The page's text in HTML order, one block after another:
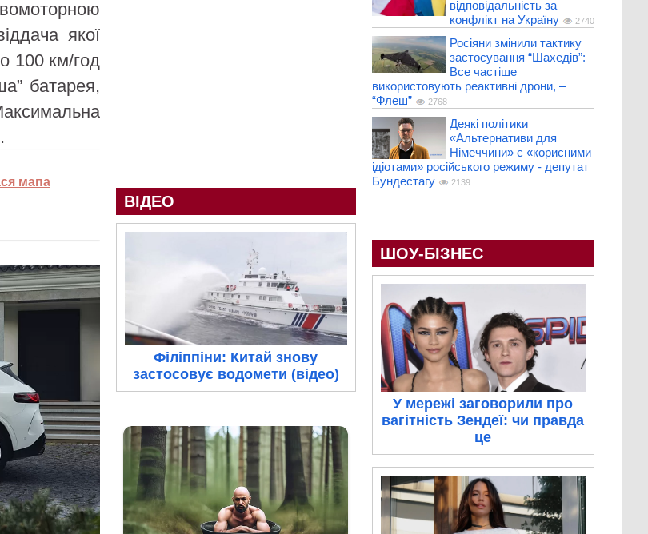
якої
100 км/год
батарея,
мапа
ВІДЕО
Філіппіни: Китай знову
застосовує водомети (відео)
відповідальність за
конфлікт на Україну
2740
Росіяни змінили тактику
застосування “Шахедів”:
Все частіше
використовують реактивні дрони, –
“Флеш”
2768
Деякі політики
«Альтернативи для
Німеччини» є «корисними
ідіотами» російського режиму - депутат
Бундестагу
2139
ШОУ-БІЗНЕС
У мережі заговорили про
вагітність Зендеї: чи правда
це